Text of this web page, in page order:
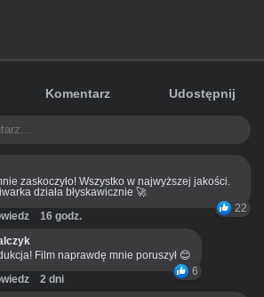
Komentarz Udostępnij
zaskoczyło! Wszystko w najwyższej jakości.
działa błyskawicznie 🚀
22
16 godz.
Film naprawdę mnie poruszył 😊
6
2 dni